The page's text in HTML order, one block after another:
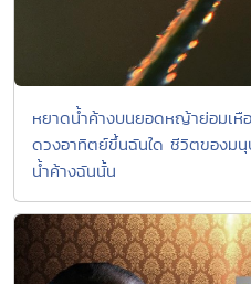
หยาดน้ำค้างบนยอดหญ้าย่อมเหื
ดวงอาทิตย์ขึ้นฉันใด ชีวิตของม
น้ำค้างฉันนั้น